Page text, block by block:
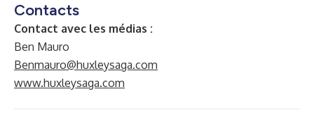
Contacts
Contact avec les médias :
Ben Mauro
Benmauro@huxleysaga.com
www.huxleysaga.com